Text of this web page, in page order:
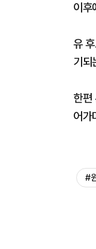
이후
유
기되
한편
어가
#